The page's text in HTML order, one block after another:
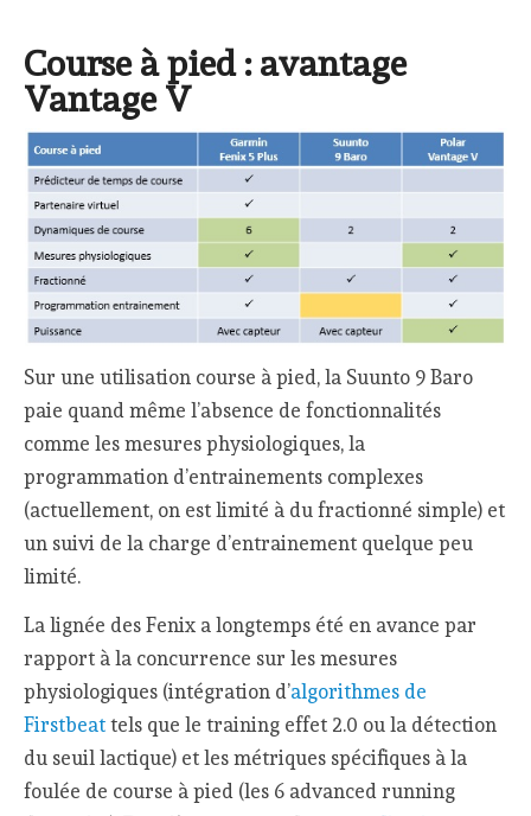
Course à pied : avantage
Vantage V
Sur une utilisation course à pied, la Suunto 9 Baro
paie quand même l’absence de fonctionnalités
comme les mesures physiologiques, la
programmation d’entrainements complexes
(actuellement, on est limité à du fractionné simple) et
un suivi de la charge d’entrainement quelque peu
limité.
La lignée des Fenix a longtemps été en avance par
rapport à la concurrence sur les mesures
physiologiques (intégration d’algorithmes de
Firstbeat tels que le training effet 2.0 ou la détection
du seuil lactique) et les métriques spécifiques à la
foulée de course à pied (les 6 advanced running